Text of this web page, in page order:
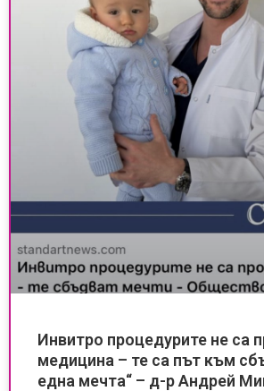
Инвитро процедурите не са
медицина – те са път към
една мечта“ – д-р Андрей